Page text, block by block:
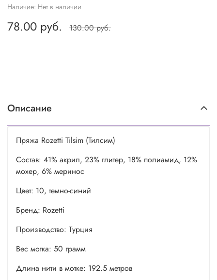
Наличие: Нет в наличии
78.00 руб. 130.00 руб.
Описание
Пряжа Rozetti Tilsim (Тилсим)
Состав: 41% акрил, 23% глитер, 18% полиамид, 12%
мохер, 6% меринос
Цвет: 10, темно-синий
Бренд: Rozetti
Производство: Турция
Вес мотка: 50 грамм
Длина нити в мотке: 192.5 метров